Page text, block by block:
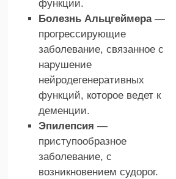
функции.
Болезнь Альцгеймера—
прогрессирующие
заболевание, связанное с
нарушение
нейродегенеративных
функций, которое ведет к
деменции.
Эпилепсия —
приступообразное
заболевание, с
возникновением судорог.